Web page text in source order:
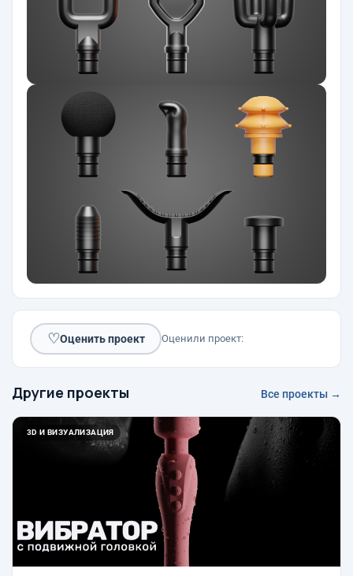
♡Оценить проект Оценили проект:
Другие проекты Все проекты →
3D И ВИЗУАЛИЗАЦИЯ